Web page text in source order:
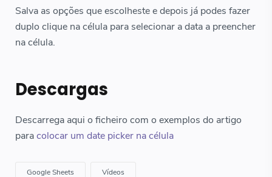
Salva as opções que escolheste e depois já podes fazer
duplo clique na célula para selecionar a data a preencher
na célula.
Descargas
Descarrega aqui o ficheiro com o exemplos do artigo
paracolocar um date picker na célula